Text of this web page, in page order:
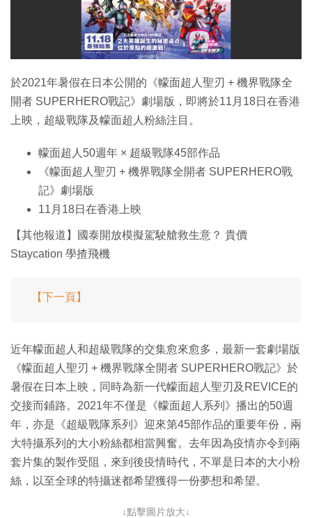
於2021年暑假在日本公開的《幪面超人聖刃 + 機界戰隊全
開者 SUPERHERO戰記》劇場版，即將於11月18日在香港
上映，超級戰隊及幪面超人粉絲注目。
幪面超人50週年 × 超級戰隊45部作品
《幪面超人聖刃 + 機界戰隊全開者 SUPERHERO戰
記》劇場版
11月18日在香港上映
【其他報道】國泰開放模擬駕駛艙救生意？ 貴價
Staycation 學揸飛機
【下一頁】
近年幪面超人和超級戰隊的交集愈來愈多，最新一套劇場版
《幪面超人聖刃 + 機界戰隊全開者 SUPERHERO戰記》於
暑假在日本上映，同時為新一代幪面超人聖刃及REVICE的
交接而鋪路。2021年不僅是《幪面超人系列》播出的50週
年，亦是《超級戰隊系列》迎來第45部作品的重要年份，兩
大特攝系列的大小粉絲都相當興奮。去年因為疫情亦令到兩
套片集的製作受阻，來到後疫情時代，不單是日本的大小粉
絲，以至全球的特攝迷都希望獲得一份夢想和希望。
↓點擊圖片放大↓